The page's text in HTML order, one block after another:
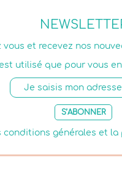
vous et recevez nos
utilisé que pour vous
S’ABONNER
conditions générales et